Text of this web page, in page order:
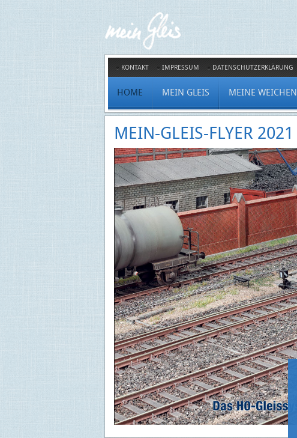
KONTAKT IMPRESSUM DATENSCHUTZERKLÄRUNG
HOME MEIN GLEIS MEINE WEICHEN
MEIN-GLEIS-FLYER 2021